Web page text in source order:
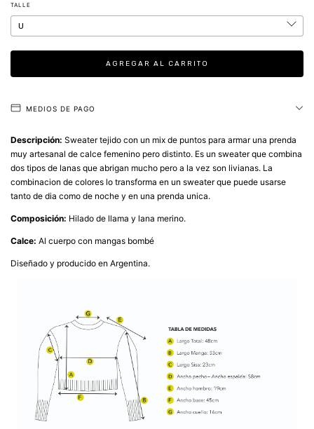
TALLE
MEDIOS DE PAGO
Descripción: Sweater tejido con un mix de puntos para armar una prenda
muy artesanal de calce femenino pero distinto. Es un sweater que combina
dos tipos de lanas que abrigan mucho pero a la vez son livianas. La
combinacion de colores lo transforma en un sweater que puede usarse
tanto de dia como de noche y en una prenda unica.
Composición: Hilado de llama y lana merino.
Calce: Al cuerpo con mangas bombé
Diseñado y producido en Argentina.